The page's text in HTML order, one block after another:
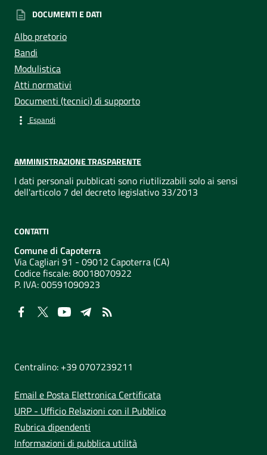
DOCUMENTI E DATI
Albo pretorio
Bandi
Modulistica
Atti normativi
Documenti (tecnici) di supporto
Espandi
AMMINISTRAZIONE TRASPARENTE
I dati personali pubblicati sono riutilizzabili solo ai sensi
dell'articolo 7 del decreto legislativo 33/2013
CONTATTI
Comune di Capoterra
Via Cagliari 91 - 09012 Capoterra (CA)
Codice fiscale: 80018070922
P. IVA:00591090923
Centralino: +39 0707239211
Email e Posta Elettronica Certificata
URP - Ufficio Relazioni con il Pubblico
Rubrica dipendenti
Informazioni di pubblica utilità